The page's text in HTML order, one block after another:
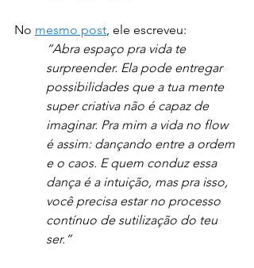
No mesmo post , ele escreveu:
“Abra espaço pra vida te
surpreender. Ela pode entregar
possibilidades que a tua mente
super criativa não é capaz de
imaginar. Pra mim a vida no flow
é assim: dançando entre a ordem
e o caos. E quem conduz essa
dança é a intuição, mas pra isso,
você precisa estar no processo
contínuo de sutilização do teu
ser.”